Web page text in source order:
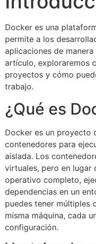
Docker es una
permite a los
aplicaciones de
artículo, exploraremos
proyectos y cómo
trabajo.
¿Qué es
Docker es un proyecto
contenedores para
aislada. Los
virtuales, pero en lugar
operativo completo,
dependencias en un
puedes tener múltiples
misma máquina, cada
configuración.